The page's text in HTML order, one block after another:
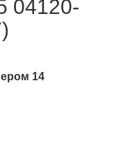
04120-
14